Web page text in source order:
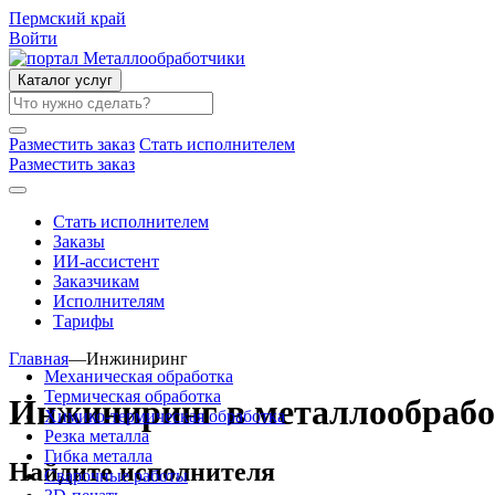
Пермский край
Войти
Каталог услуг
Разместить заказ Стать исполнителем
Разместить заказ
Стать исполнителем
Заказы
ИИ-ассистент
Заказчикам
Исполнителям
Тарифы
Механическая обработка
Термическая обработка
Химико-термическая обработка
Резка металла
Гибка металла
Сварочные работы
Главная—Инжиниринг
Инжиниринг в
Найдите исполнителя